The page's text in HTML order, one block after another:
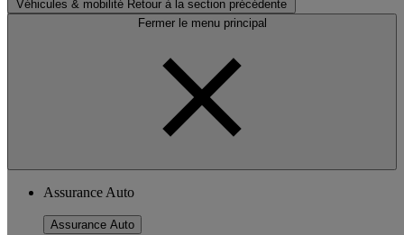
Véhicules & mobilité Retour à la section précédente
Fermer le menu principal
Assurance Auto
Assurance Auto